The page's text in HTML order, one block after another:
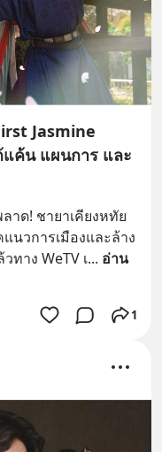
Jasmine
ค้น แผนการ และ
าด! ชายาเคียงหทัย
นวการเมืองและล้าง
าง WeTV เ... อ่าน
1